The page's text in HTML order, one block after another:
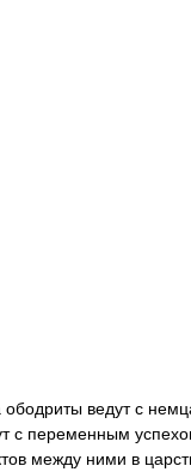
ведут с
с переменным
между ними в